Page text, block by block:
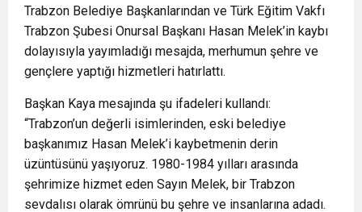
Trabzon Belediye Başkanlarından ve Türk Eğitim Vakfı
Trabzon Şubesi Onursal Başkanı Hasan Melek’in kaybı
dolayısıyla yayımladığı mesajda, merhumun şehre ve
gençlere yaptığı hizmetleri hatırlattı.
Başkan Kaya mesajında şu ifadeleri kullandı:
“Trabzon’un değerli isimlerinden, eski belediye
başkanımız Hasan Melek’i kaybetmenin derin
üzüntüsünü yaşıyoruz. 1980-1984 yılları arasında
şehrimize hizmet eden Sayın Melek, bir Trabzon
sevdalısı olarak ömrünü bu şehre ve insanlarına adadı.